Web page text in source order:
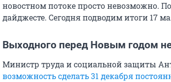
новостном потоке просто невозможно.
дайджесте. Сегодня подводим итоги 17
Выходного перед Новым годом
Министр труда и социальной защиты
возможность сделать 31 декабря